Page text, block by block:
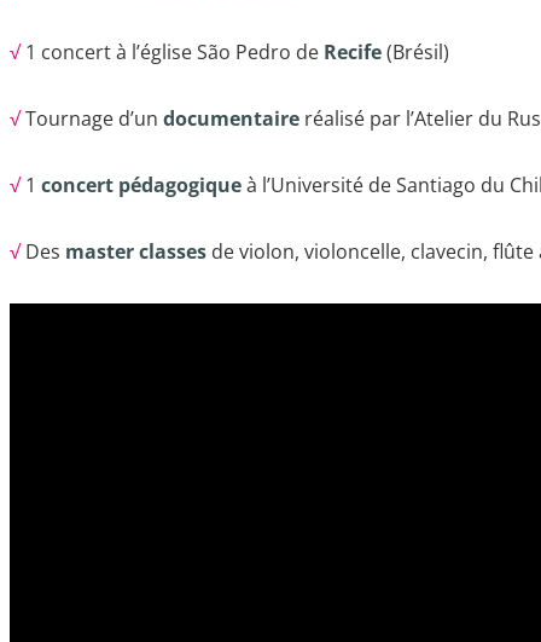
√1 concert à l’église São Pedro de Recife(Brésil)
√Tournage d’un documentaire réalisé par l’Atelier du
√1 concert pédagogiqueà l’Université de Santiago du
√Des master classes de violon, violoncelle, clavecin,